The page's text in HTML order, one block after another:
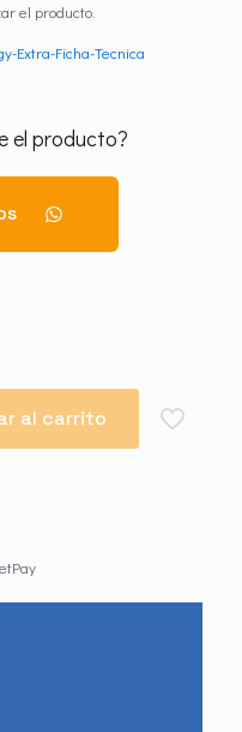
el producto.
Extra-Ficha-Tecnica
el producto?
al carrito